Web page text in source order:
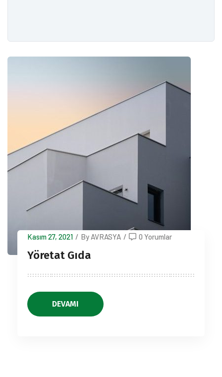
Kasım 27, 2021 / By AVRASYA / 0 Yorumlar
Yöretat Gıda
DEVAMI